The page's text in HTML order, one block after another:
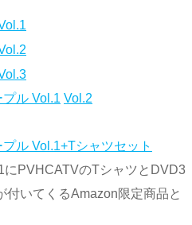
ル Vol.1 Vol.2
ル Vol.1+Tシャツセット
にPVHCATVのTシャツとDVD3
付いてくるAmazon限定商品と